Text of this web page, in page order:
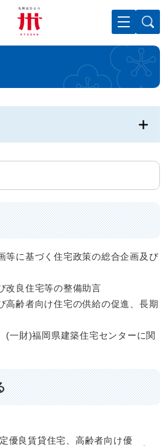
ーを飛ばして本文へ
等に基づく住宅政策の総合企画及び
改良住宅等の整備助言
高齢者向け住宅の供給の促進、長期
(一財)福岡県建築住宅センターに関
優良賃貸住宅、高齢者向け優